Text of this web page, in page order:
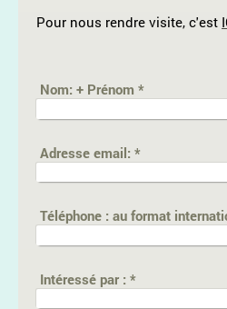
Pour nous rendre visite, c'est
Nom: + Prénom *
Adresse email:*
Téléphone : au format
Intéressé par :*